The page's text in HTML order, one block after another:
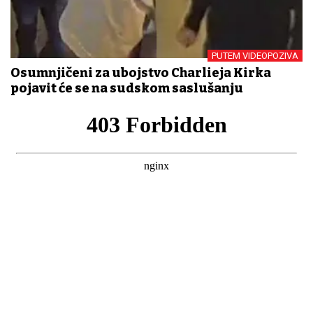
PUTEM VIDEOPOZIVA
Osumnjičeni za ubojstvo Charlieja Kirka
pojavit će se na sudskom saslušanju